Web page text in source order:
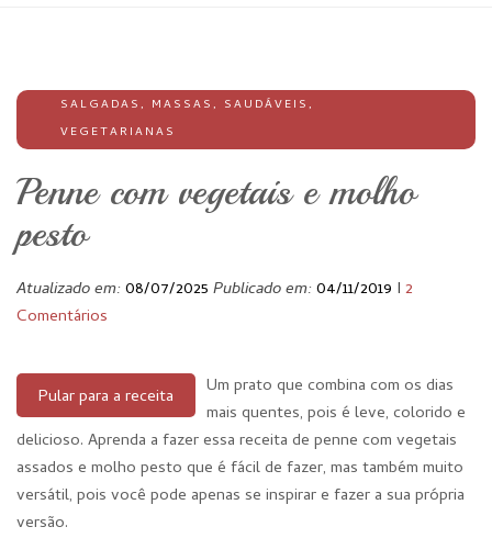
SALGADAS, MASSAS, SAUDÁVEIS,
VEGETARIANAS
Penne com vegetais e molho
pesto
Atualizado em:08/07/2025 Publicado em:04/11/2019 I 2
Comentários
Pular para a receita
Um prato que combina com os dias
mais quentes, pois é leve, colorido e
delicioso. Aprenda a fazer essa receita de penne com vegetais
assados e molho pesto que é fácil de fazer, mas também muito
versátil, pois você pode apenas se inspirar e fazer a sua própria
versão.